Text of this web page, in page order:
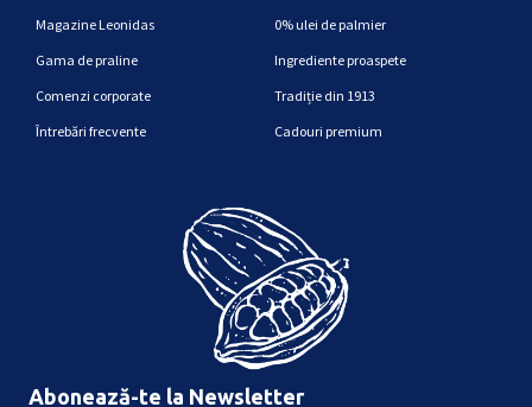
Magazine Leonidas
Gama de praline
Comenzi corporate
Întrebări frecvente
0% ulei de palmier
Ingrediente proaspete
Tradiție din 1913
Cadouri premium
Abonează-te la Newsletter